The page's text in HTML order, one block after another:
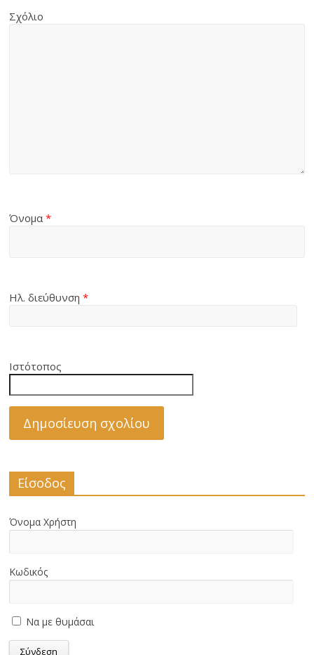
Σχόλιο
Όνομα*
Ηλ. διεύθυνση*
Ιστότοπος
Είσοδος
Όνομα Χρήστη
Κωδικός
Να με θυμάσαι